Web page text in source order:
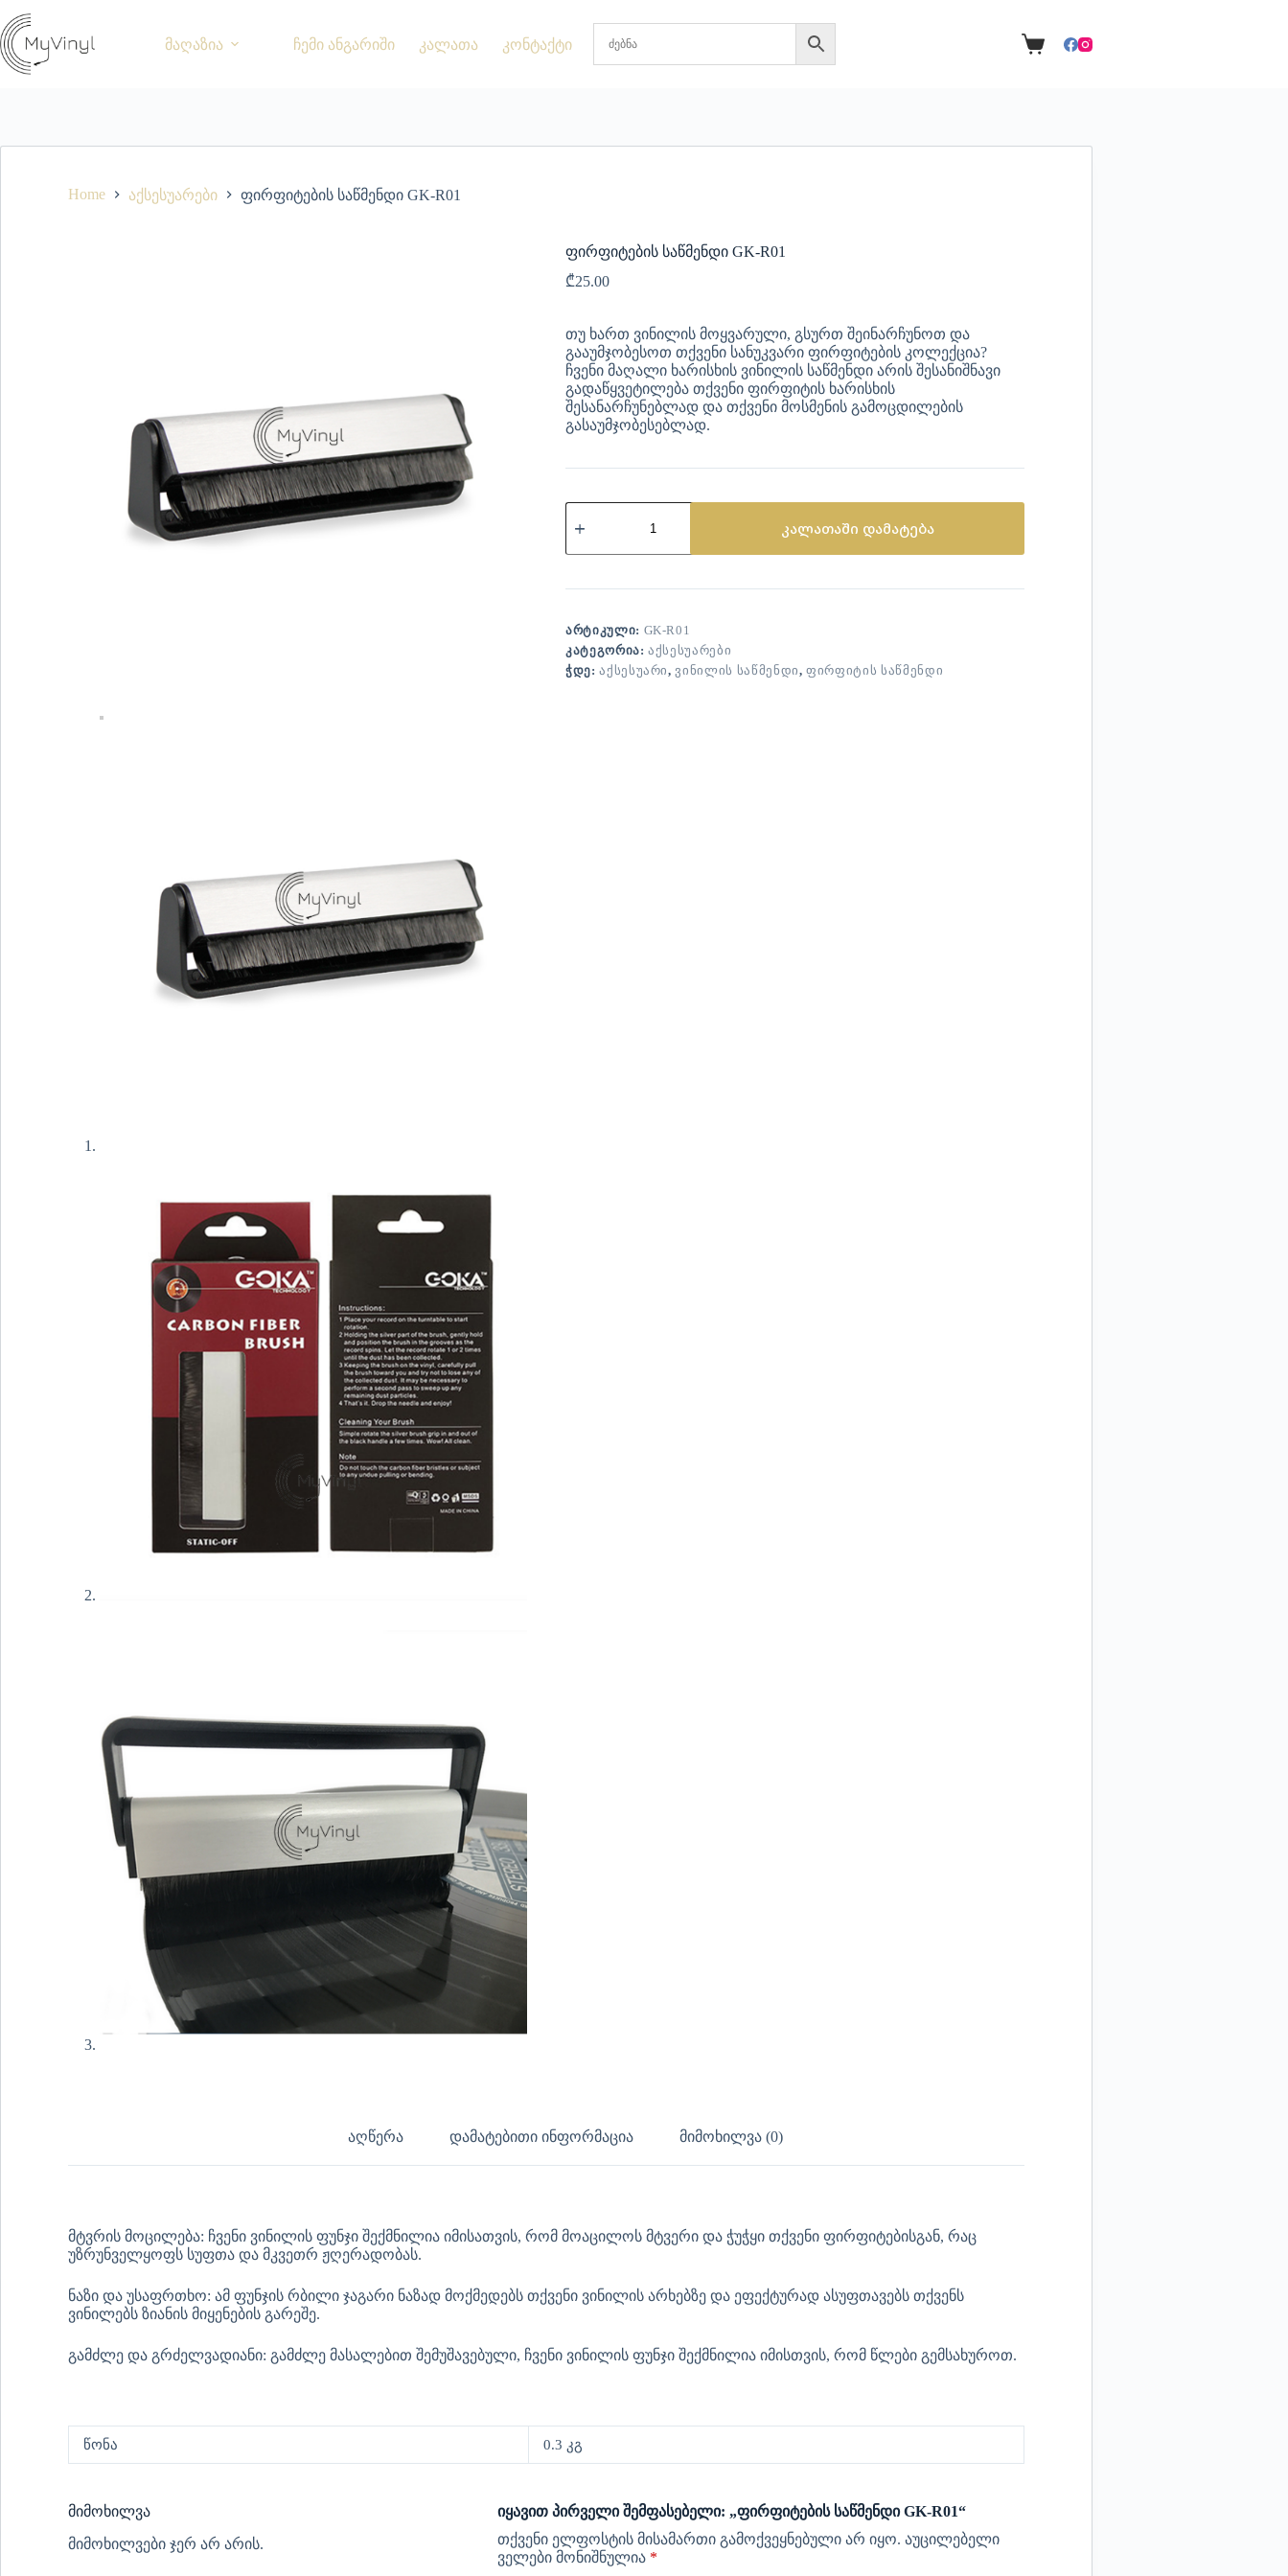
მაღაზია ჩემი ანგარიში კალათა კონტაქტი
Home აქსესუარები ფირფიტების საწმენდი GK-R01
ფირფიტების საწმენდი GK-R01
₾25.00
თუ ხართ ვინილის მოყვარული, გსურთ შეინარჩუნოთ და
გააუმჯობესოთ თქვენი სანუკვარი ფირფიტების კოლექცია?
ჩვენი მაღალი ხარისხის ვინილის საწმენდი არის შესანიშნავი
გადაწყვეტილება თქვენი ფირფიტის ხარისხის
შესანარჩუნებლად და თქვენი მოსმენის გამოცდილების
გასაუმჯობესებლად.
კალათაში დამატება
ᲐᲠᲢᲘᲙᲣᲚᲘ: GK-R01
ᲙᲐᲢᲔᲒᲝᲠᲘᲐ:ᲐᲥᲡᲔᲡᲣᲐᲠᲔᲑᲘ
ᲭᲓᲔ:ᲐᲥᲡᲔᲡᲣᲐᲠᲘ, ᲕᲘᲜᲘᲚᲘᲡ ᲡᲐᲬᲛᲔᲜᲓᲘ,ᲤᲘᲠᲤᲘᲢᲘᲡ ᲡᲐᲬᲛᲔᲜᲓᲘ
აღწერა დამატებითი ინფორმაცია მიმოხილვა (0)
მტვრის მოცილება: ჩვენი ვინილის ფუნჯი შექმნილია იმისათვის, რომ მოაცილოს მტვერი და ჭუჭყი თქვენი ფირფიტებისგან, რაც
უზრუნველყოფს სუფთა და მკვეთრ ჟღერადობას.
ნაზი და უსაფრთხო: ამ ფუნჯის რბილი ჯაგარი ნაზად მოქმედებს თქვენი ვინილის არხებზე და ეფექტურად ასუფთავებს თქვენს
ვინილებს ზიანის მიყენების გარეშე.
გამძლე და გრძელვადიანი: გამძლე მასალებით შემუშავებული, ჩვენი ვინილის ფუნჯი შექმნილია იმისთვის, რომ წლები გემსახუროთ.
წონა 0.3 კგ
მიმოხილვა
მიმოხილვები ჯერ არ არის.
იყავით პირველი შემფასებელი: „ფირფიტების საწმენდი GK-R01“
თქვენი ელფოსტის მისამართი გამოქვეყნებული არ იყო. აუცილებელი
ველები მონიშნულია *